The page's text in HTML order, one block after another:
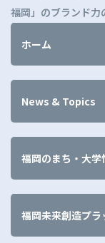
福岡」のブランド力
ホーム
News & Topics
福岡のまち・大学
福岡未来創造プ